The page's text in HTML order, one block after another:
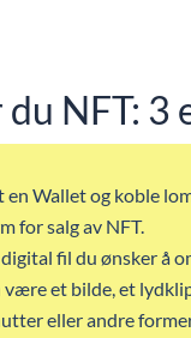
du NFT: 3
Wallet og koble
for salg av NFT.
fil du ønsker å
være et bilde, et
eller andre